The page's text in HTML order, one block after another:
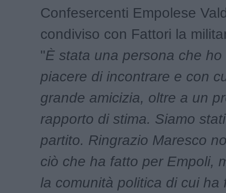
Confesercenti Empolese
condiviso con Fattori la
"È stata una persona che ho
piacere di incontrare e con
grande amicizia, oltre a un
rapporto di stima. Siamo
partito. Ringrazio Maresco
ciò che ha fatto per Empoli,
la comunità politica di cui ha